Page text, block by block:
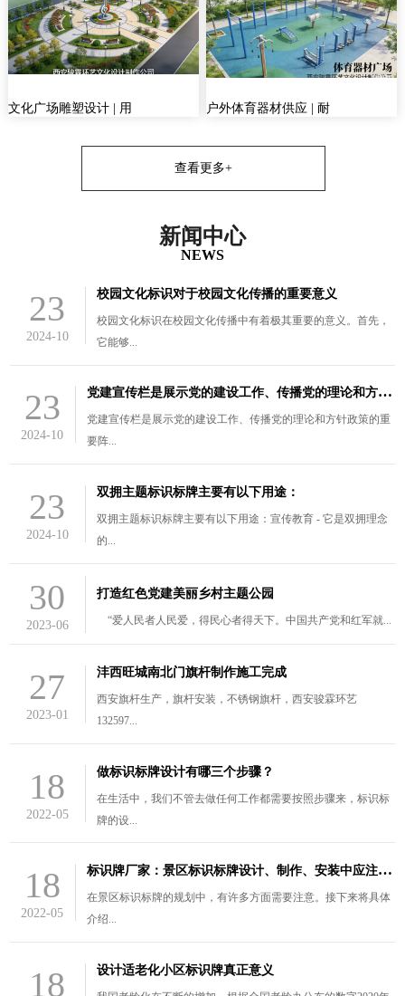
文化广场雕塑设计 | 用 户外体育器材供应 | 耐
查看更多+
新闻中心
NEWS
23
2024-10
校园文化标识对于校园文化传播的重要意义
校园文化标识在校园文化传播中有着极其重要的意义。首先，
它能够...
23
2024-10
党
建宣传栏是展示党的建设工作、传播党的理论和方针政策的重要阵
党建宣传栏是展示党的建设工作、传播党的理论和方针政策的重
要阵...
23
2024-10
双拥主题标识标牌主要有以下用途：
双拥主题标识标牌主要有以下用途：宣传教育 - 它是双拥理念
的...
30
2023-06
打造红色党建美丽乡村主题公园
“爱人民者人民爱，得民心者得天下。中国共产党和红军就...
27
2023-01
沣西旺城南北门旗杆制作施工完成
西安旗杆生产，旗杆安装，不锈钢旗杆，西安骏霖环艺
132597...
18
2022-05
做标识标牌设计有哪三个步骤？
在生活中，我们不管去做任何工作都需要按照步骤来，标识标
牌的设...
18
2022-05
标
识牌厂家：景区标识标牌设计、制作、安装中应注意的三个问题
在景区标识标牌的规划中，有许多方面需要注意。接下来将具体
介绍...
18 设计适老化小区标识牌真正意义